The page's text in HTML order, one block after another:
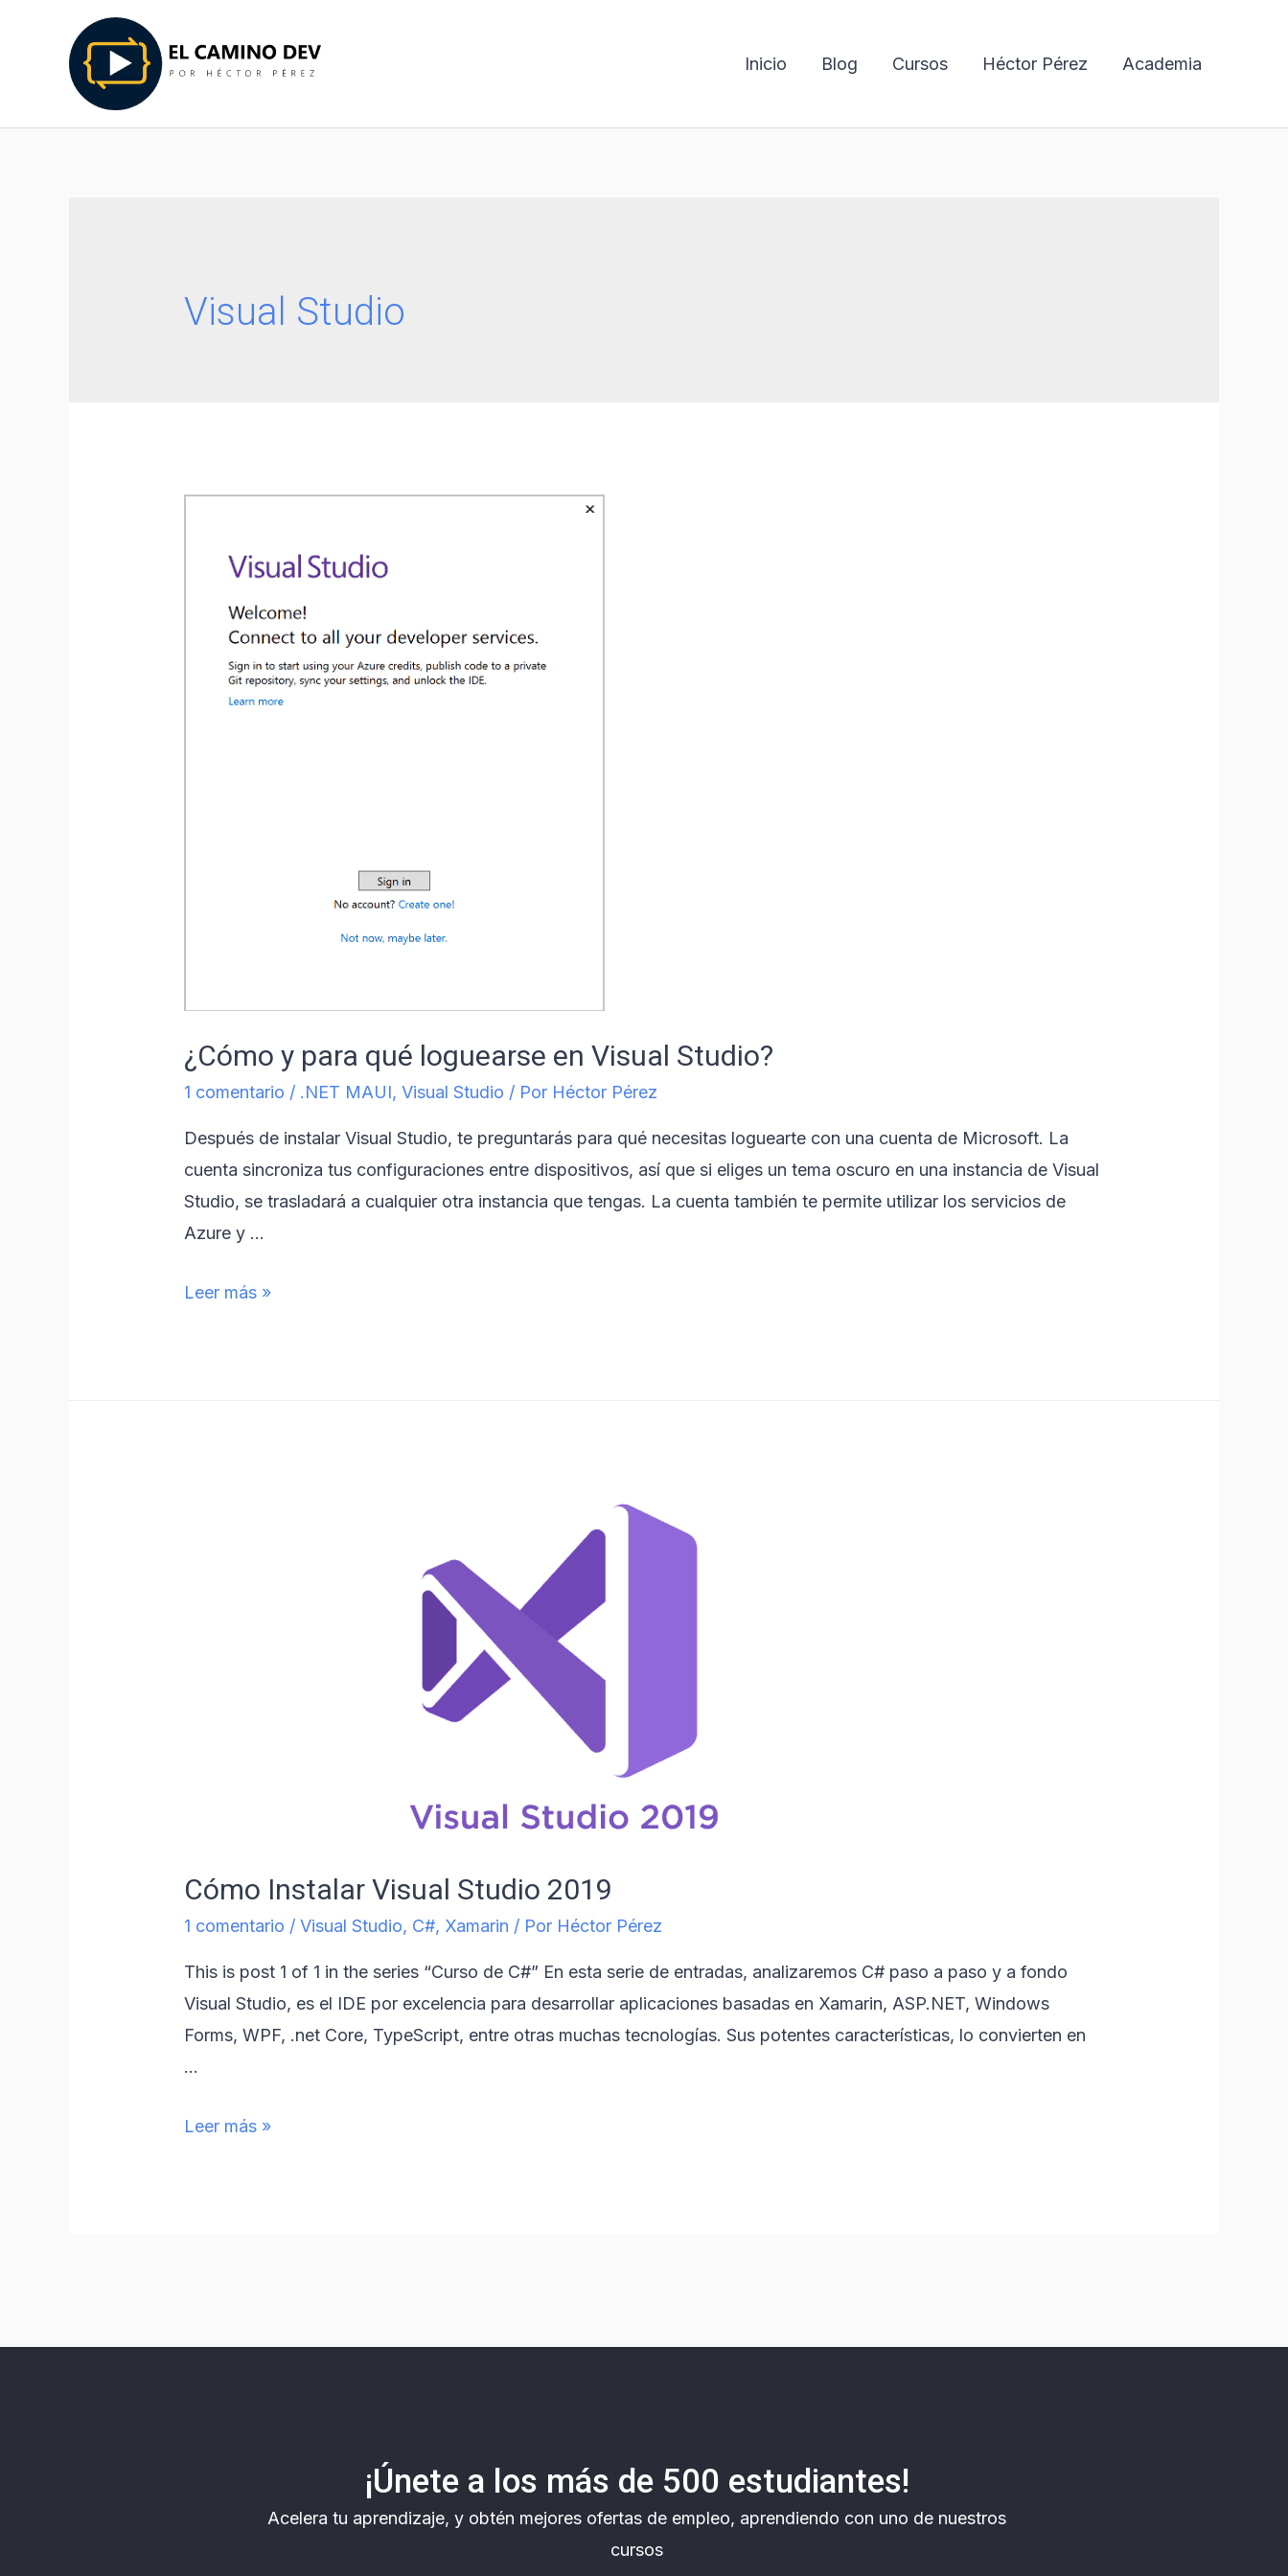
Inicio Blog Cursos Héctor Pérez Academia
Visual Studio
¿Cómo y para qué loguearse en Visual Studio?
1 comentario / .NET MAUI,Visual Studio / Por Héctor Pérez
Después de instalar Visual Studio, te preguntarás para qué necesitas loguearte con una cuenta de Microsoft. La
cuenta sincroniza tus configuraciones entre dispositivos, así que si eliges un tema oscuro en una instancia de Visual
Studio, se trasladará a cualquier otra instancia que tengas. La cuenta también te permite utilizar los servicios de
Azure y …
Leer más »
Cómo Instalar Visual Studio 2019
1 comentario /Visual Studio, C#, Xamarin / Por Héctor Pérez
This is post 1 of 1 in the series “Curso de C#” En esta serie de entradas, analizaremos C# paso a paso y a fondo
Visual Studio, es el IDE por excelencia para desarrollar aplicaciones basadas en Xamarin, ASP.NET, Windows
Forms, WPF, .net Core, TypeScript, entre otras muchas tecnologías. Sus potentes características, lo convierten en
…
Leer más »
¡Únete a los más de 500 estudiantes!
Acelera tu aprendizaje, y obtén mejores ofertas de empleo, aprendiendo con uno de nuestros
cursos